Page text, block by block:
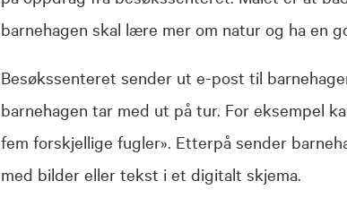
barnehagen skal lære mer om natur og ha en
Besøkssenteret sender ut e-post til
barnehagen tar med ut på tur. For eksempel
fem forskjellige fugler». Etterpå sender
med bilder eller tekst i et digitalt skjema.